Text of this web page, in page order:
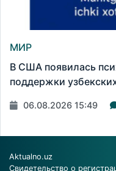
МИР
В США появилась
поддержки
06.08.2026 15:49
Aktualno.uz
Свидетельство о